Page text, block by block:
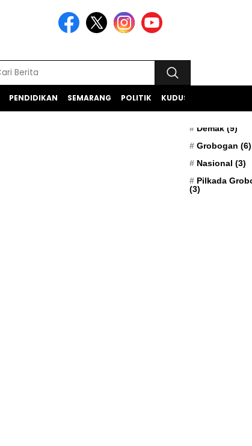
PENDIDIKAN SEMARANG POLITIK KUDUS
Apresiasi(5)
Demak (9)
Grobogan (6)
Nasional (3)
Pilkada
(3)